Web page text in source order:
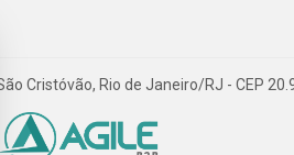
Cristóvão, Rio de Janeiro/RJ - CEP